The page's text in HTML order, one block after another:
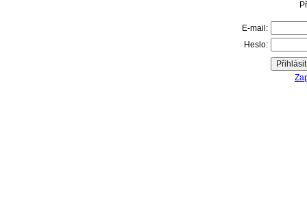
E-mail:
Heslo: